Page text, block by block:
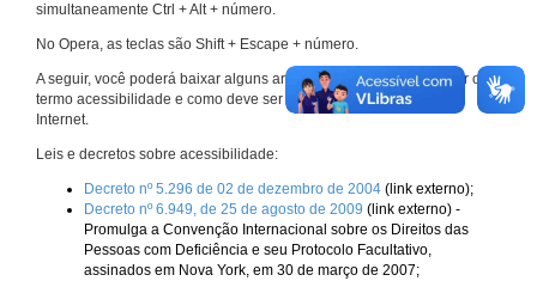
simultaneamente Ctrl + Alt + número.
No Opera, as teclas são Shift + Escape + número.
A seguir, você poderá baixar alguns arquivos que explicam melhor o
termo acessibilidade e como deve ser implementado nos sites da
Internet.
Leis e decretos sobre acessibilidade:
Decreto nº 5.296 de 02 de dezembro de 2004 (link externo);
Decreto nº 6.949, de 25 de agosto de 2009 (link externo) -
Promulga a Convenção Internacional sobre os Direitos das
Pessoas com Deficiência e seu Protocolo Facultativo,
assinados em Nova York, em 30 de março de 2007;